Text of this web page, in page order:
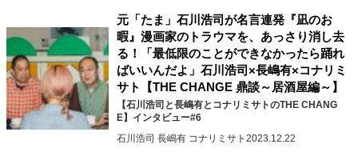
マインドセット
重圧との向き合い方 一流のルーティン
20代の現在地
忘れられない言葉
10代・20代の土台
元「たま」石川浩司が名言連発『凪のお
暇』漫画家のトラウマを、あっさり消し去
る！「最低限のことができなかったら踊れ
ばいいんだよ」石川浩司×長嶋有×コナリミ
サト【THE CHANGE 鼎談～居酒屋編～】
【石川浩司と長嶋有とコナリミサトのTHE CHANG
E】インタビュー#6
石川浩司 長嶋有 コナリミサト 2023.12.22